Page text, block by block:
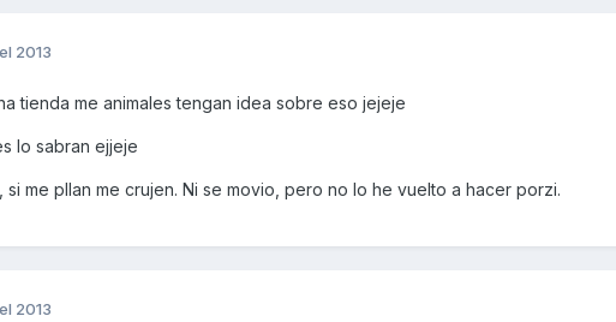
2013
tienda me animales tengan idea sobre eso jejeje
lo sabran ejjeje
si me pllan me crujen. Ni se movio, pero no lo he vuelto a hacer porzi.
2013